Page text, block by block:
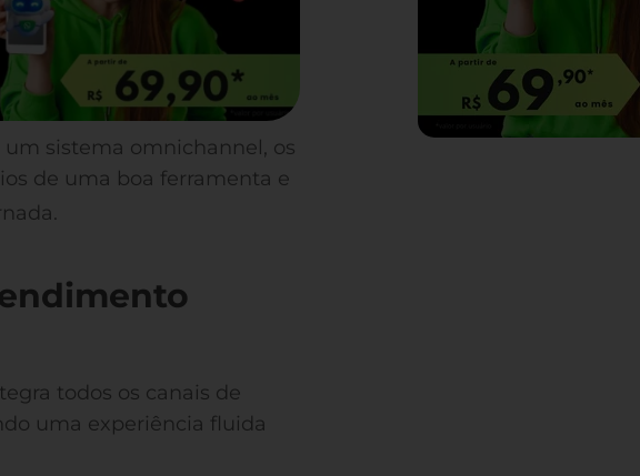
sistema omnichannel, os
de uma boa ferramenta e
todos os canais de
uma experiência fluida